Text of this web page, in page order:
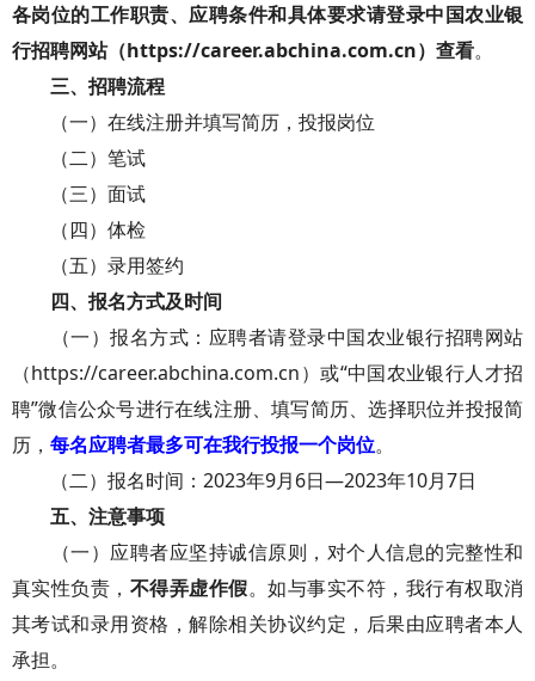
各岗位的工作职责、应聘条件和具体要求请登录中国农业银
行招聘网站（https://career.abchina.com.cn）查看。
三、招聘流程
（一）在线注册并填写简历，投报岗位
（二）笔试
（三）面试
（四）体检
（五）录用签约
四、报名方式及时间
（一）报名方式：应聘者请登录中国农业银行招聘网站
（https://career.abchina.com.cn）或“中国农业银行人才招
聘”微信公众号进行在线注册、填写简历、选择职位并投报简
历， 每名应聘者最多可在我行投报一个岗位。
（二）报名时间：2023年9月6日—2023年10月7日
五、注意事项
（一）应聘者应坚持诚信原则，对个人信息的完整性和
真实性负责， 不得弄虚作假。如与事实不符，我行有权取消
其考试和录用资格，解除相关协议约定，后果由应聘者本人
承担。